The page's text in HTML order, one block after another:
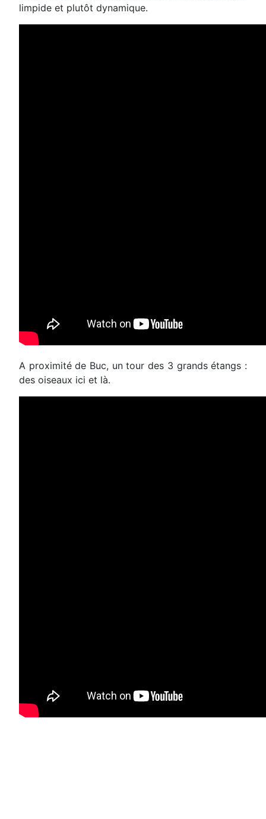
limpide et plutôt dynamique.
A proximité de Buc, un tour des 3 grands étangs :
des oiseaux ici et là.